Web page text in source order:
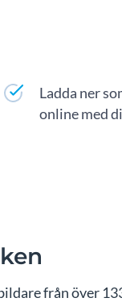
Ladda ner
online med
från över